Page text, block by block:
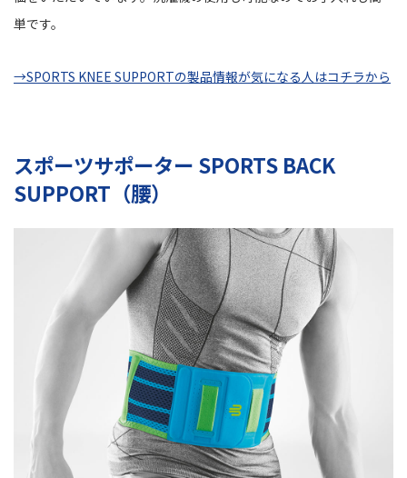
単です。
→SPORTS KNEE SUPPORTの製品情報が気になる人はコチラから
スポーツサポーター SPORTS BACK
SUPPORT（腰）